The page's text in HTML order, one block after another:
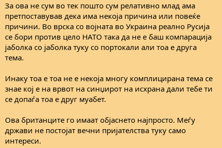
србоманчиња дојде и русофилска пропаганда кај нас а
најголема штета од тоа имавме ние Македонците
Доволно е да се види како сме третирани од Американците
пред палењето на Американската амбасада од страна на
србоманите кои ни заковаа шајка во ковчегот - пред 1999
и 2001 одма конфликт. Србоманите нѐ однесоа у длабокото, и
не само што си ја заебаа нивната држава со русофилството туку
тоа ни го насамарија и нас
За ова не сум во тек пошто сум релативно млад ама
претпоставував дека има некоја причина или повеќе
причини. Во врска со војната во Украина реално Русија
се бори против цело НАТО така да не е баш компарација
јаболка со јаболка туку со портокали али тоа е друга
тема.
Инаку тоа е тоа не е некоја многу комплицирана тема се
знае кој е на врвот на синџирот на исхрана дали тебе ти
се допаѓа тоа е друг муабет.
Ова британците го имаат објаснето најпросто. Меѓу
држави не постојат вечни пријателства туку само
интереси.